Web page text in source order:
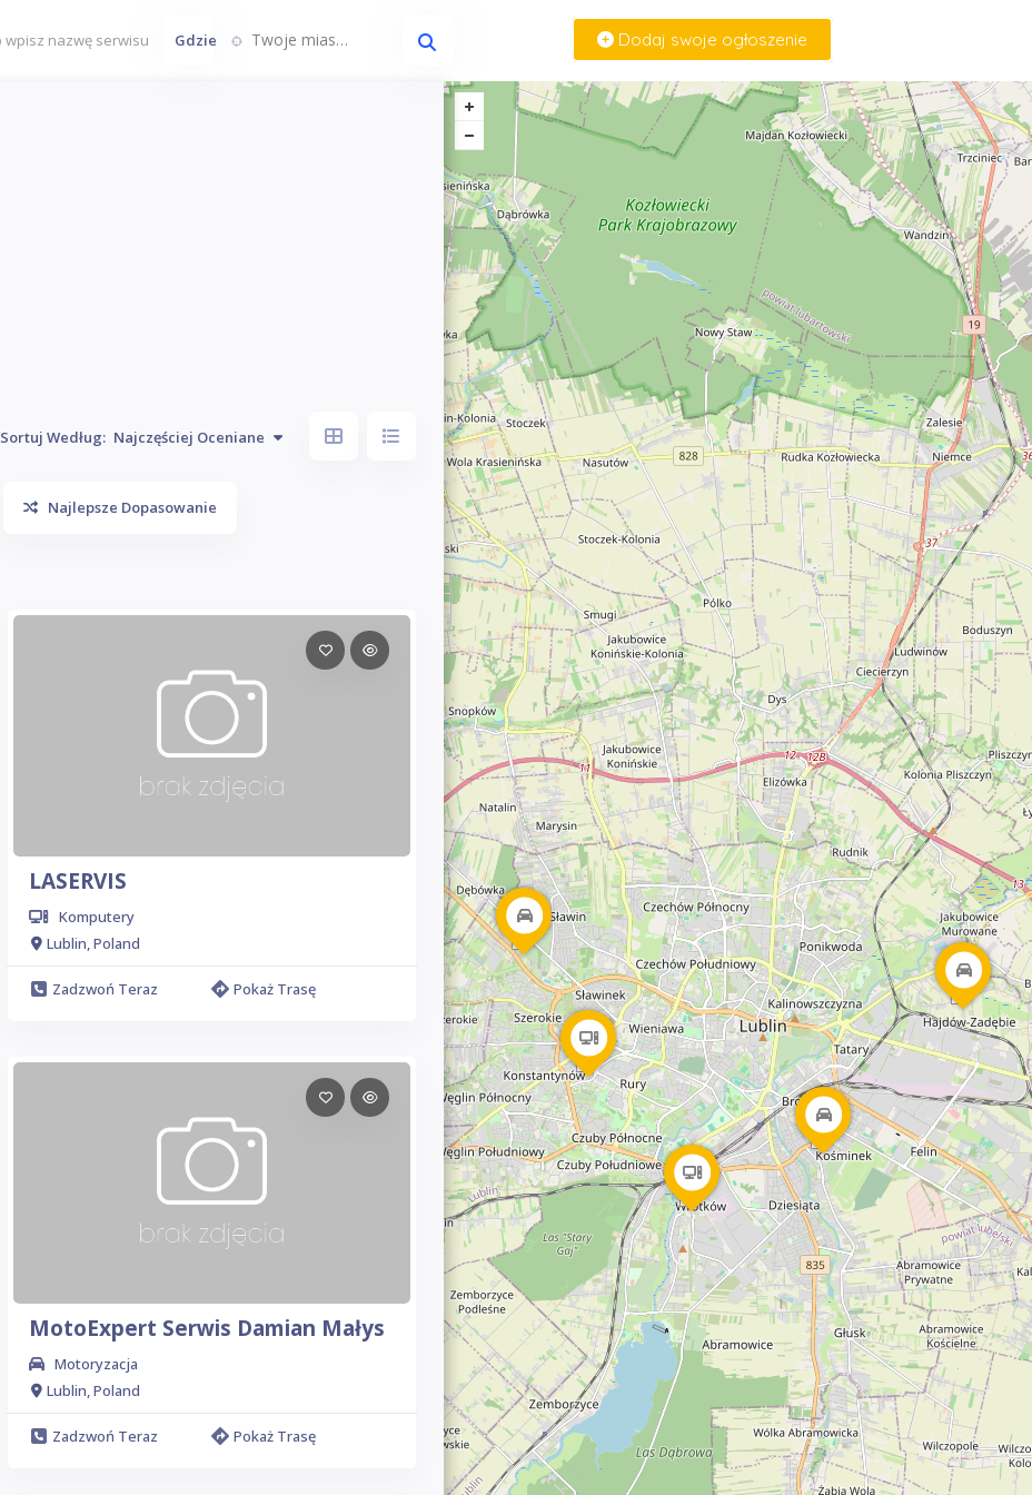
Gdzie Twoje miasto... Dodaj swoje ogłoszenie
Sortuj Według: Najczęściej Oceniane
Najlepsze Dopasowanie
LASERVIS
Komputery
Lublin, Poland
Zadzwoń Teraz Pokaż Trasę
MotoExpert Serwis Damian Małys
Motoryzacja
Lublin, Poland
Zadzwoń Teraz Pokaż Trasę